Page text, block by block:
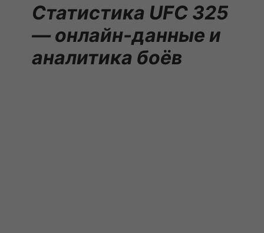
Статистика UFC 325
— онлайн-данные и
аналитика боёв